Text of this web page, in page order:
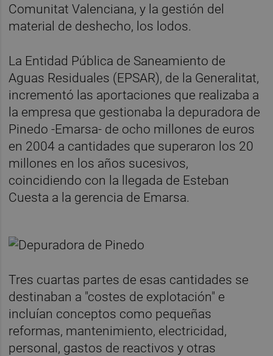
Comunitat Valenciana, y la gestión del
material de deshecho, los lodos.
La Entidad Pública de Saneamiento de
Aguas Residuales (EPSAR), de la Generalitat,
incrementó las aportaciones que realizaba a
la empresa que gestionaba la depuradora de
Pinedo -Emarsa- de ocho millones de euros
en 2004 a cantidades que superaron los 20
millones en los años sucesivos,
coincidiendo con la llegada de Esteban
Cuesta a la gerencia de Emarsa.
Tres cuartas partes de esas cantidades se
destinaban a "costes de explotación" e
incluían conceptos como pequeñas
reformas, mantenimiento, electricidad,
personal, gastos de reactivos y otras